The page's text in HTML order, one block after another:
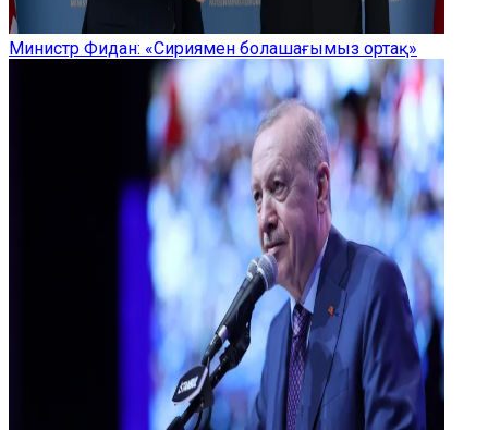
Министр Фидан: «Сириямен болашағымыз ортақ»